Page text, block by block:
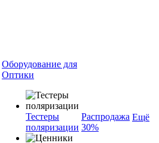
Оборудование для
Оптики
Тестеры
поляризации
Распродажа
30%
Ещё